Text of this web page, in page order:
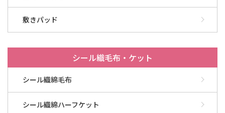
敷きパッド
シール織毛布・ケット
シール織綿毛布
シール織綿ハーフケット